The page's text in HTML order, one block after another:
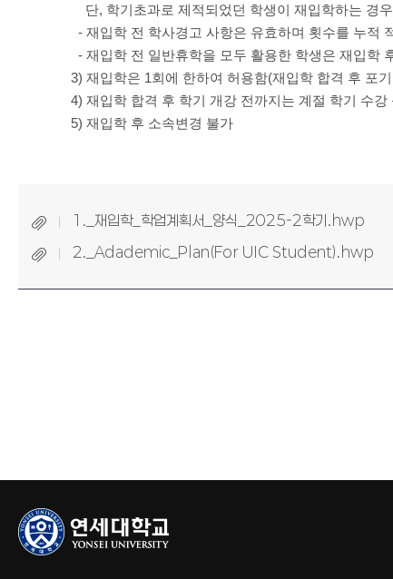
단, 학기초과로 제적되었던 학생이 재입학하는 경
- 재입학 전 학사경고 사항은 유효하며 횟수를 누적
- 재입학 전 일반휴학을 모두 활용한 학생은 재입학
3) 재입학은 1회에 한하여 허용함(재입학 합격 후 포
4) 재입학 합격 후 학기 개강 전까지는 계절 학기 수강
5) 재입학 후 소속변경 불가
1._재입학_학업계획서_양식_2025-2학기.hwp
2._Adademic_Plan(For UIC Student).hwp